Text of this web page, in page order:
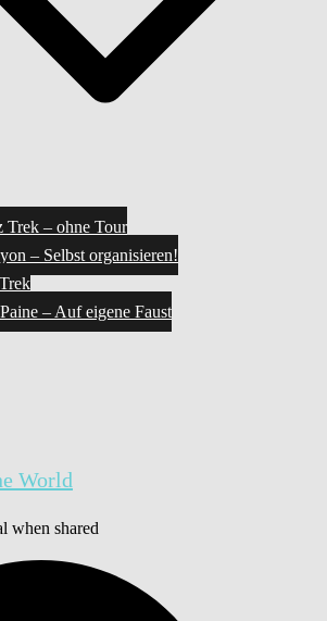
Trek – ohne Tour
– Selbst organisieren!
– Auf eigene Faust
World
when shared